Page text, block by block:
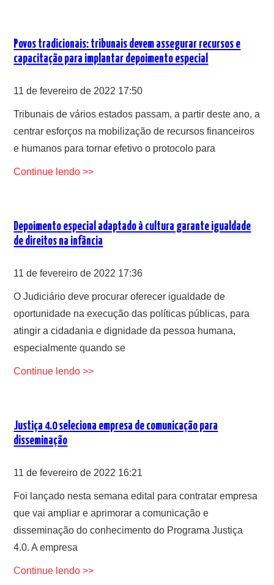
Povos tradicionais: tribunais devem assegurar recursos e
capacitação para implantar depoimento especial
11 de fevereiro de 2022 17:50
Tribunais de vários estados passam, a partir deste ano, a
centrar esforços na mobilização de recursos financeiros
e humanos para tornar efetivo o protocolo para
Continue lendo >>
Depoimento especial adaptado à cultura garante igualdade
de direitos na infância
11 de fevereiro de 2022 17:36
O Judiciário deve procurar oferecer igualdade de
oportunidade na execução das políticas públicas, para
atingir a cidadania e dignidade da pessoa humana,
especialmente quando se
Continue lendo >>
Justiça 4.0 seleciona empresa de comunicação para
disseminação
11 de fevereiro de 2022 16:21
Foi lançado nesta semana edital para contratar empresa
que vai ampliar e aprimorar a comunicação e
disseminação do conhecimento do Programa Justiça
4.0. A empresa
Continue lendo >>